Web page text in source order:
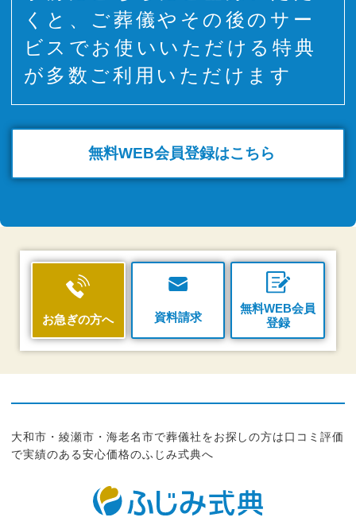
くと、ご葬儀やその後のサー
ビスでお使いいただける特典
が多数ご利用いただけます
無料WEB会員登録はこちら
お急ぎの方へ 資料請求
無料WEB会員
登録
大和市・綾瀬市・海老名市で葬儀社をお探しの方は口コミ評価
で実績のある安心価格のふじみ式典へ